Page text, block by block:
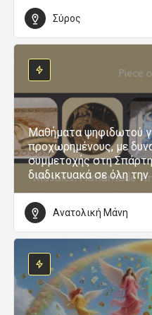
Σύρος
Μαθήματα ψηφιδωτού
προχωρημένους, με
συμμετοχής στη
διαδικτυακά σε όλη
Ανατολική Μάνη